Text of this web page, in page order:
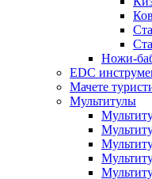
Ножи-
EDC
Мачете
Мультитулы